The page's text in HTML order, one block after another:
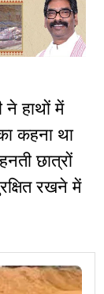
ने हाथों में
कहना था
छात्रों
रखने में